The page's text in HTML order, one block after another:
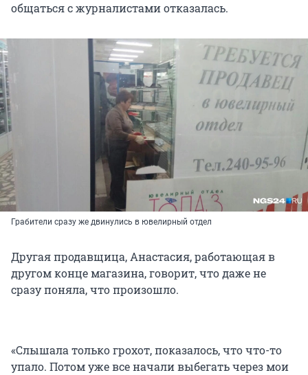
общаться с журналистами отказалась.
Грабители сразу же двинулись в ювелирный отдел
Другая продавщица, Анастасия, работающая в
другом конце магазина, говорит, что даже не
сразу поняла, что произошло.
«Слышала только грохот, показалось, что что-то
упало. Потом уже все начали выбегать через мои